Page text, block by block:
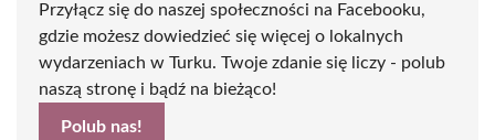
Przyłącz się do naszej społeczności na Facebooku,
gdzie możesz dowiedzieć się więcej o lokalnych
wydarzeniach w Turku. Twoje zdanie się liczy - polub
naszą stronę i bądź na bieżąco!
Polub nas!